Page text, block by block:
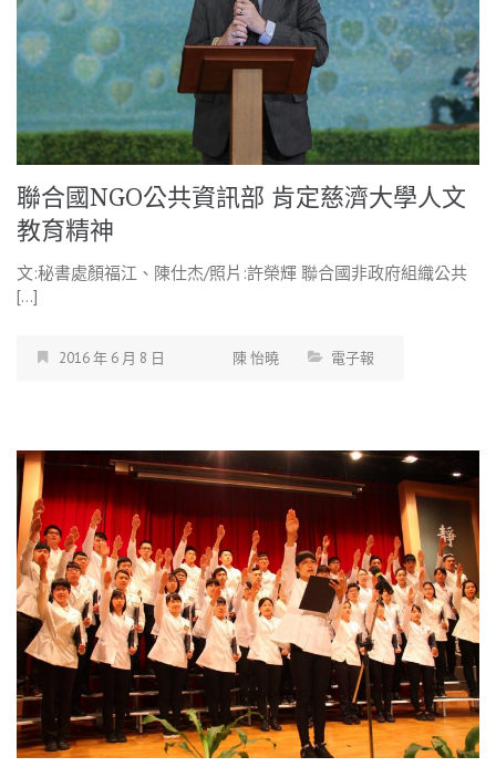
聯合國NGO公共資訊部 肯定慈濟大學人文
教育精神
文:秘書處顏福江、陳仕杰/照片:許榮輝 聯合國非政府組織公共
[…]
2016 年 6 月 8 日 陳 怡曉 電子報